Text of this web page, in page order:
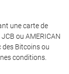
une carte de
ou AMERICAN
des Bitcoins ou
conditions.